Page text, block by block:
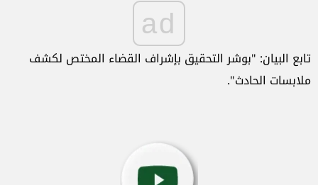
ad
تابع البيان: "بوشر التحقيق بإشراف القضاء المختص لكشف
ملابسات الحادث".